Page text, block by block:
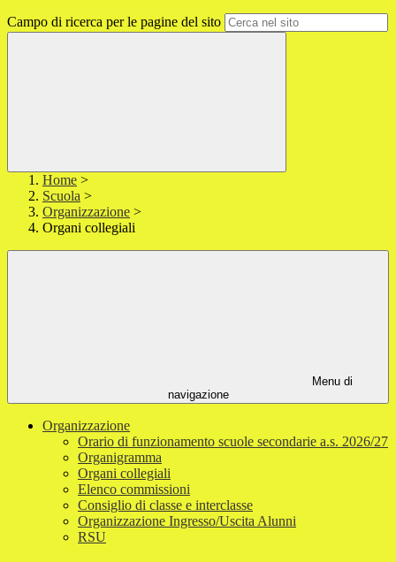
Campo di ricerca per le pagine del sito
Home >
Scuola >
Organizzazione >
Organi collegiali
Menu di
navigazione
Organizzazione
Orario di funzionamento scuole secondarie a.s. 2026/27
Organigramma
Organi collegiali
Elenco commissioni
Consiglio di classe e interclasse
Organizzazione Ingresso/Uscita Alunni
RSU